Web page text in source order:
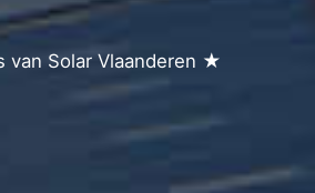
van Solar Vlaanderen ★